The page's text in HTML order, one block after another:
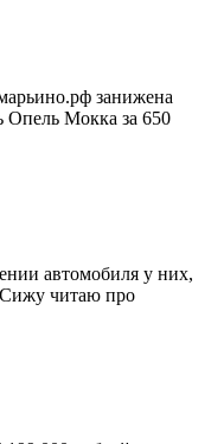
занижена
Опель Мокка за 650
автомобиля у них,
Сижу читаю про